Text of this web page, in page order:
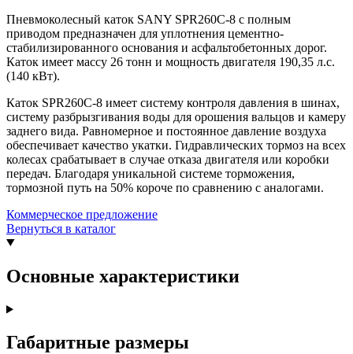
Пневмоколесный каток SANY SPR260C-8 с полным
приводом предназначен для уплотнения цементно-
стабилизированного основания и асфальтобетонных дорог.
Каток имеет массу 26 тонн и мощность двигателя 190,35 л.с.
(140 кВт).
Каток SPR260C-8 имеет систему контроля давления в шинах,
систему разбрызгивания воды для орошения вальцов и камеру
заднего вида. Равномерное и постоянное давление воздуха
обеспечивает качество укатки. Гидравлических тормоз на всех
колесах срабатывает в случае отказа двигателя или коробки
передач. Благодаря уникальной системе торможения,
тормозной путь на 50% короче по сравнению с аналогами.
Коммерческое предложение
Вернуться в каталог
Основные характеристики
Габаритные размеры